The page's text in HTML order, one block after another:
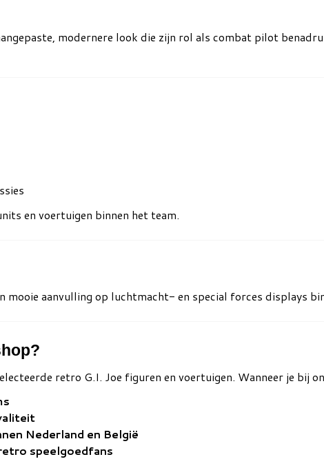
modernere look die zijn rol als combat pilot
en voertuigen binnen het team.
mooie aanvulling op luchtmacht- en special forces displays
retro G.I. Joe figuren en voertuigen. Wanneer je bij
Nederland en België
speelgoedfans